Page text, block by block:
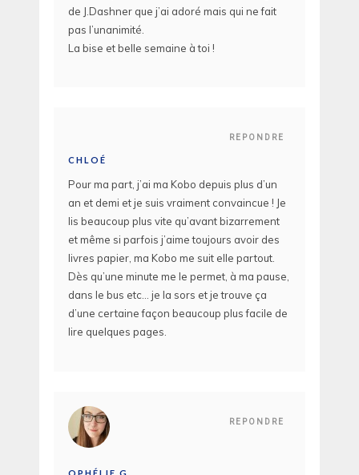
de J.Dashner que j’ai adoré mais qui ne fait
pas l’unanimité.
La bise et belle semaine à toi !
REPONDRE
CHLOÉ
Pour ma part, j’ai ma Kobo depuis plus d’un
an et demi et je suis vraiment convaincue ! Je
lis beaucoup plus vite qu’avant bizarrement
et même si parfois j’aime toujours avoir des
livres papier, ma Kobo me suit elle partout.
Dès qu’une minute me le permet, à ma pause,
dans le bus etc… je la sors et je trouve ça
d’une certaine façon beaucoup plus facile de
lire quelques pages.
REPONDRE